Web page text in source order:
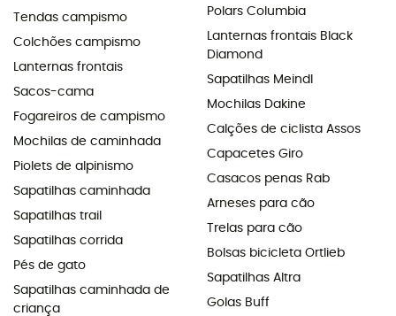
Tendas campismo
Colchões campismo
Lanternas frontais
Sacos-cama
Fogareiros de campismo
Mochilas de caminhada
Piolets de alpinismo
Sapatilhas caminhada
Sapatilhas trail
Sapatilhas corrida
Pés de gato
Sapatilhas caminhada de
criança
Polars Columbia
Lanternas frontais Black
Diamond
Sapatilhas Meindl
Mochilas Dakine
Calções de ciclista Assos
Capacetes Giro
Casacos penas Rab
Arneses para cão
Trelas para cão
Bolsas bicicleta Ortlieb
Sapatilhas Altra
Golas Buff